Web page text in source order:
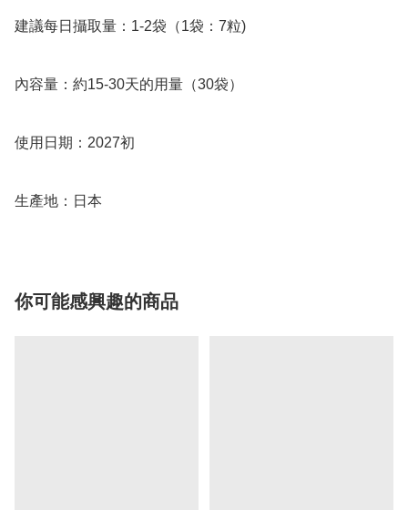
建議每日攝取量：1-2袋（1袋：7粒)
內容量：約15-30天的用量（30袋）
使用日期：2027初
生產地：日本
你可能感興趣的商品